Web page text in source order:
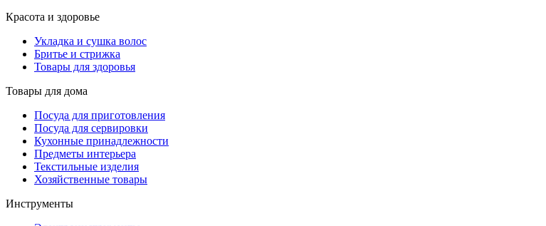
Красота и здоровье
Укладка и сушка волос
Бритье и стрижка
Товары для здоровья
Товары для дома
Посуда для приготовления
Посуда для сервировки
Кухонные принадлежности
Предметы интерьера
Текстильные изделия
Хозяйственные товары
Инструменты